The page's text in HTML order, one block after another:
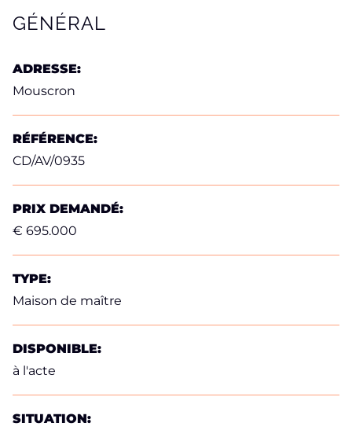
CARACTÉRISTIQUES
GÉNÉRAL
ADRESSE:
Mouscron
RÉFÉRENCE:
CD/AV/0935
PRIX DEMANDÉ:
€ 695.000
TYPE:
Maison de maître
DISPONIBLE:
à l'acte
SITUATION: